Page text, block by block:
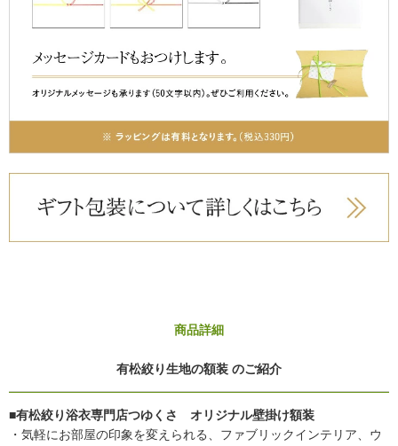
商品詳細
有松絞り生地の額装 のご紹介
■有松絞り浴衣専門店つゆくさ オリジナル壁掛け額装
・気軽にお部屋の印象を変えられる、ファブリックインテリア、ウ